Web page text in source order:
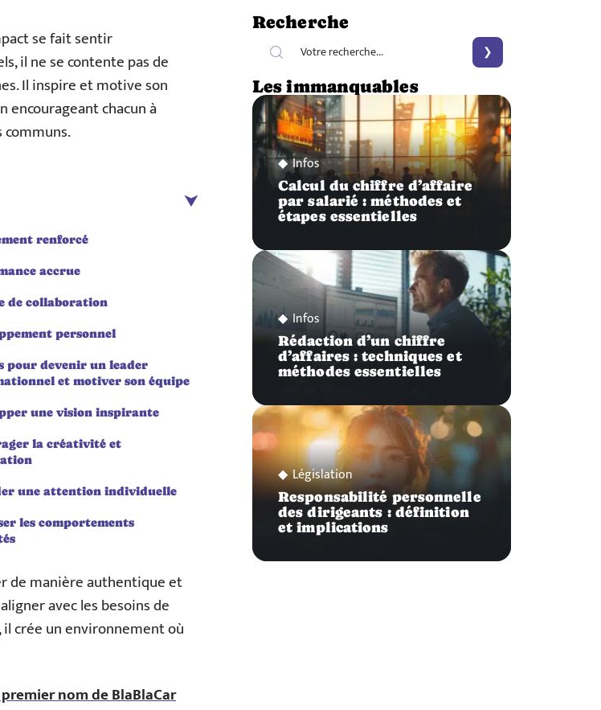
se fait sentir
il ne se contente pas de
Il inspire et motive son
chacun à
renforcé
accrue
de collaboration
personnel
pour devenir un leader
et motiver son équipe
une vision inspirante
la créativité et
une attention individuelle
les comportements
de manière authentique et
avec les besoins de
il crée un environnement où
nom de BlaBlaCar
Recherche
Les immanquables
Infos
Calcul du chiffre d’affaire
par salarié : méthodes et
étapes essentielles
Infos
Rédaction d’un chiffre
d’affaires : techniques et
méthodes essentielles
Législation
Responsabilité personnelle
des dirigeants : définition
et implications